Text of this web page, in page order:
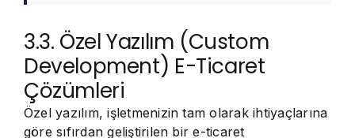
3.3. Özel Yazılım (Custom
Development) E-Ticaret
Çözümleri
Özel yazılım, işletmenizin tam olarak ihtiyaçlarına
göre sıfırdan geliştirilen bir e-ticaret